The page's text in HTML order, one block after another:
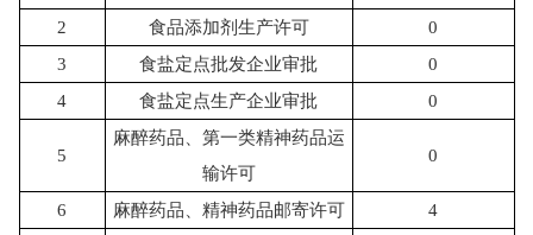
2
食品添加剂生产许可
0
3
食盐定点批发企业审批
0
4
食盐定点生产企业审批 0
5
麻醉药品、第一类精神药品运
输许可
0
6 麻醉药品、精神药品邮寄许可
4